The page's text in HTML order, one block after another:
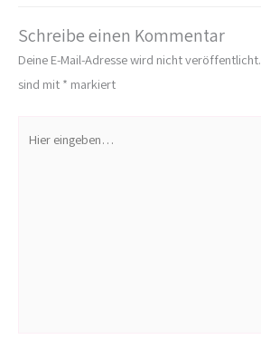
Schreibe einen Kommentar
Deine E-Mail-Adresse wird nicht veröffentlicht.
sind mit * markiert
eingeben…